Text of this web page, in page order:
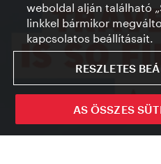
weboldal alján található
linkkel bármikor
kapcsolatos beállításait.
RESZLETES
AS ÖSSZES